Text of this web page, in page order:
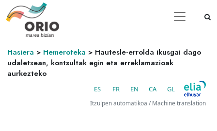
Hasiera > Hemeroteka > Hautesle-errolda ikusgai dago
udaletxean, kontsultak egin eta erreklamazioak
aurkezteko
ES FR EN CA GL
Itzulpen automatikoa / Machine translation